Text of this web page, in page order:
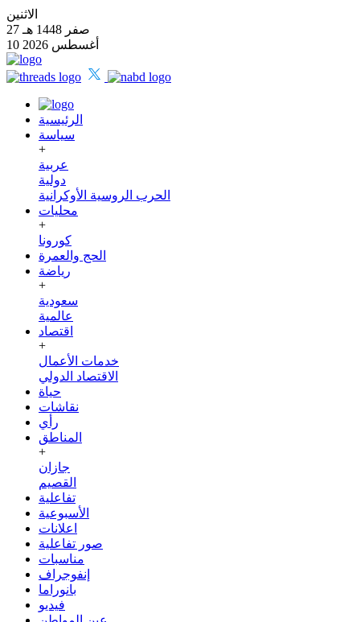
الاثنين
27 صفر 1448 هـ
10 أغسطس 2026
الرئيسية
سياسة
+
عربية
دولية
الحرب الروسية الأوكرانية
محليات
+
كورونا
الحج والعمرة
رياضة
+
سعودية
عالمية
اقتصاد
+
خدمات الأعمال
الاقتصاد الدولي
حياة
نقاشات
رأي
المناطق
+
جازان
القصيم
تفاعلية
الأسبوعية
اعلانات
صور تفاعلية
مناسبات
إنفوجراف
بانوراما
فيديو